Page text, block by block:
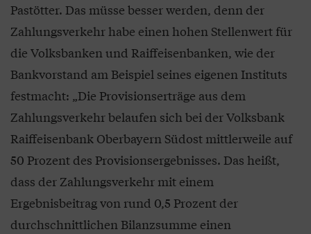
Pastötter. Das müsse besser werden, denn der
Zahlungsverkehr habe einen hohen Stellenwert für
die Volksbanken und Raiffeisenbanken, wie der
Bankvorstand am Beispiel seines eigenen Instituts
festmacht: „Die Provisionserträge aus dem
Zahlungsverkehr belaufen sich bei der Volksbank
Raiffeisenbank Oberbayern Südost mittlerweile auf
50 Prozent des Provisionsergebnisses. Das heißt,
dass der Zahlungsverkehr mit einem
Ergebnisbeitrag von rund 0,5 Prozent der
durchschnittlichen Bilanzsumme einen